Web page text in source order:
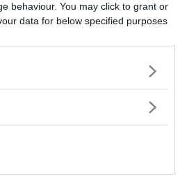
behaviour. You may click to grant or
data for below specified purposes